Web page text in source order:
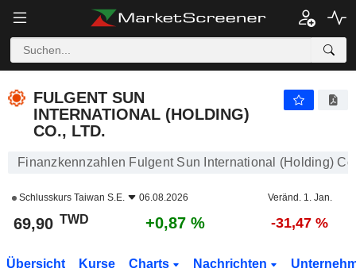
FULGENT SUN
INTERNATIONAL (HOLDING)
CO., LTD.
Finanzkennzahlen Fulgent Sun International (Holding)
Schlusskurs Taiwan S.E. 06.08.2026 Veränd. 1. Jan.
69,90 TWD +0,87 % -31,47 %
Übersicht Kurse Charts Nachrichten